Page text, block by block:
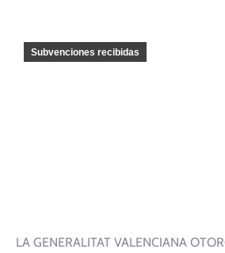
Subvenciones recibidas
LA GENERALITAT VALENCIANA